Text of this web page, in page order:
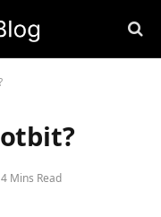
4 Mins Read